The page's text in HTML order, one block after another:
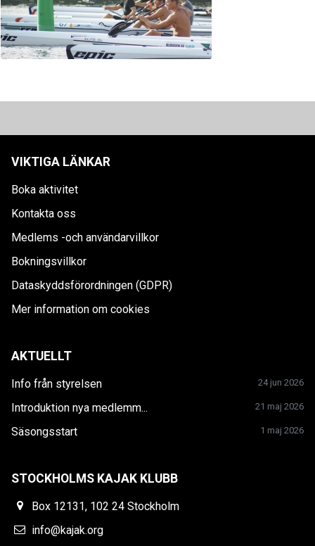
VIKTIGA LÄNKAR
Boka aktivitet
Kontakta oss
Medlems -och användarvillkor
Bokningsvillkor
Dataskyddsförordningen (GDPR)
Mer information om cookies
AKTUELLT
Info från styrelsen 24 jun 2026
Introduktion nya medlemm... 21 maj 2026
Säsongsstart 1 maj 2026
STOCKHOLMS KAJAK KLUBB
Box 12131, 102 24 Stockholm
info@kajak.org